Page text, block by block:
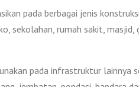
pada berbagai jenis
sekolahan, rumah sakit, masjid,
pada infrastruktur lainnya